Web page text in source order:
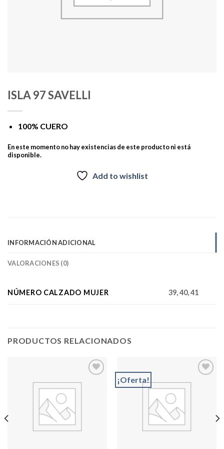
ISLA 97 SAVELLI
100% CUERO
En este momento no hay existencias de este producto ni está
disponible.
Add to wishlist
INFORMACIÓN ADICIONAL
VALORACIONES (0)
NÚMERO CALZADO MUJER 39, 40, 41
PRODUCTOS RELACIONADOS
¡Oferta!